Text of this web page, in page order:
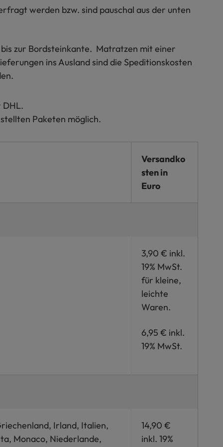
werden bzw. sind pauschal aus der unten
zur Bordsteinkante. Matratzen mit einer
ins Ausland sind die Speditionskosten
DHL.
Paketen möglich.
Versandko
sten in
Euro
3,90 € inkl.
19% MwSt.
für kleine,
leichte
Waren.
6,95 € inkl.
19% MwSt.
Irland, Italien,
Monaco, Niederlande,
14,90 €
inkl. 19%